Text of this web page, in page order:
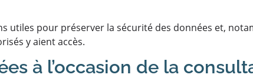
utiles pour préserver la sécurité des données et,
y aient accès.
à l’occasion de la